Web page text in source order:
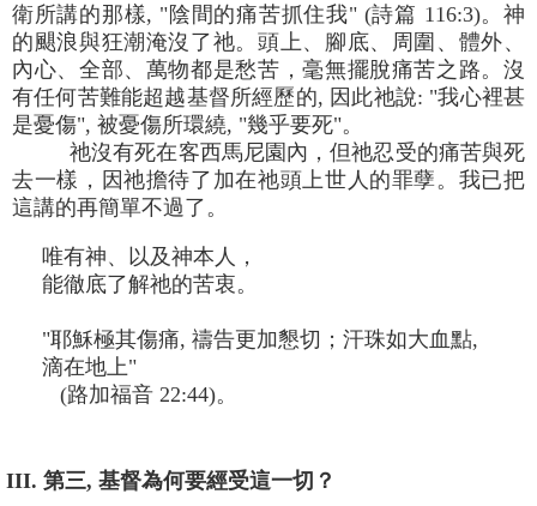
衛所講的那樣, "陰間的痛苦抓住我" (詩篇 116:3)。神
的颶浪與狂潮淹沒了祂。頭上、腳底、周圍、體外、
內心、全部、萬物都是愁苦，毫無擺脫痛苦之路。沒
有任何苦難能超越基督所經歷的, 因此祂說: "我心裡甚
是憂傷", 被憂傷所環繞, "幾乎要死"。
祂沒有死在客西馬尼園內，但祂忍受的痛苦與死
去一樣，因祂擔待了加在祂頭上世人的罪孽。我已把
這講的再簡單不過了。
唯有神、以及神本人，
能徹底了解祂的苦衷。
"耶穌極其傷痛, 禱告更加懇切；汗珠如大血點,
滴在地上"
(路加福音 22:44)。
III. 第三, 基督為何要經受這一切？